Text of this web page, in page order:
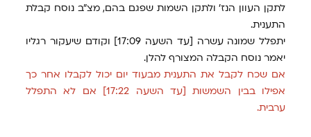
לתקן העוון הנז' ולתקן השמות שפגם בהם, מצ"ב נוסח קבלת
התענית.
יתפלל שמונה עשרה [עד השעה 17:09] וקודם שיעקור רגליו
יאמר נוסח הקבלה המצורף להלן.
אם שכח לקבל את התענית מבעוד יום יכול לקבלו אחר כך
אפילו בבין השמשות [עד השעה 17:22] אם לא התפלל
ערבית.